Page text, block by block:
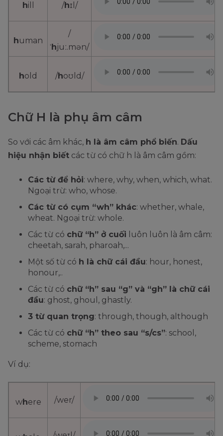
hill /hɪl/
human
/
ˈ hjuː.mən/
hold /hoʊld/
Chữ H là phụ âm câm
So với các âm khác, h là âm câm phổ biến. Dấu
hiệu nhận biết các từ có chữ h là âm câm gồm:
Các từ để hỏi: where, why, when, which, what.
Ngoại trừ: who, whose.
Các từ có cụm “wh” khác: whether, whale,
wheat. Ngoại trừ: whole.
Các từ có chữ “h” ở cuối luôn luôn là âm câm:
cheetah, sarah, pharoah,...
Một số từ có h là chữ cái đầu: hour, honest,
honour,..
Các từ có chữ “h” sau “g” và “gh” là chữ cái
đầu: ghost, ghoul, ghastly.
3 từ quan trọng: through, though, although
Các từ có chữ “h” theo sau “s/cs”: school,
scheme, stomach
Ví dụ:
where /wer/